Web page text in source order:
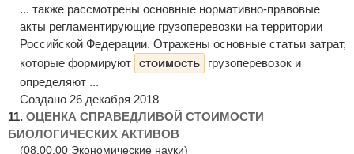
... также рассмотрены основные нормативно-правовые
акты регламентирующие грузоперевозки на территории
Российской Федерации. Отражены основные статьи затрат,
которые формируют стоимость
грузоперевозок и
определяют ...
Создано 26 декабря 2018
11. ОЦЕНКА СПРАВЕДЛИВОЙ СТОИМОСТИ
БИОЛОГИЧЕСКИХ АКТИВОВ
(08.00.00 Экономические науки)